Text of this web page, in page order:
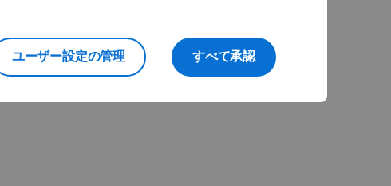
すべて承認
ユーザー設定の管理